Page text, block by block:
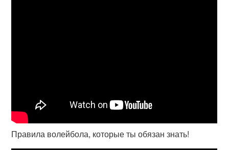
Правила волейбола, которые ты обязан знать!